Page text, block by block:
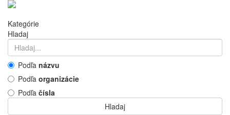
Kategórie
Hladaj
Podľa názvu
Podľa organizácie
Podľa čísla
Hladaj